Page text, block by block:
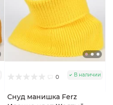
0 В наличии
Снуд манишка Ferz